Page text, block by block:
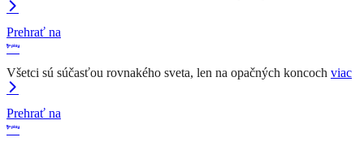
Prehrať na
Všetci sú súčasťou rovnakého sveta, len na opačných koncoch viac
Prehrať na